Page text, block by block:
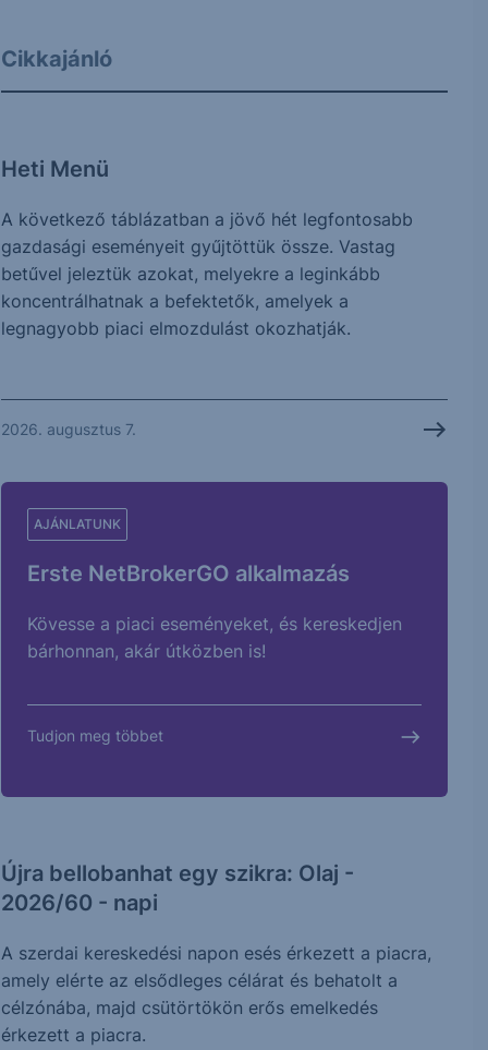
Cikkajánló
Heti Menü
A következő táblázatban a jövő hét legfontosabb
gazdasági eseményeit gyűjtöttük össze. Vastag
betűvel jeleztük azokat, melyekre a leginkább
koncentrálhatnak a befektetők, amelyek a
legnagyobb piaci elmozdulást okozhatják.
2026. augusztus 7.
AJÁNLATUNK
Erste NetBrokerGO alkalmazás
Kövesse a piaci eseményeket, és kereskedjen
bárhonnan, akár útközben is!
Tudjon meg többet
Újra bellobanhat egy szikra: Olaj -
2026/60 - napi
A szerdai kereskedési napon esés érkezett a piacra,
amely elérte az elsődleges célárat és behatolt a
célzónába, majd csütörtökön erős emelkedés
érkezett a piacra.